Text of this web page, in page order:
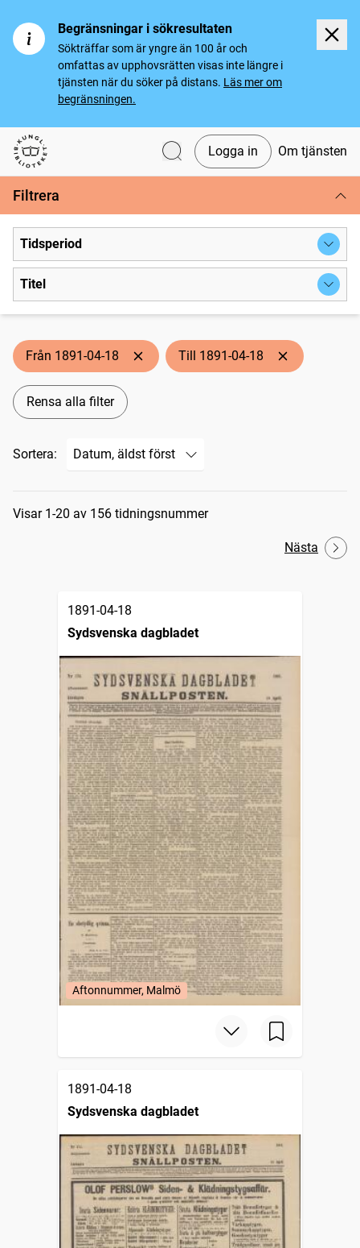
Begränsningar i sökresultaten
Sökträffar som är yngre än 100 år och
omfattas av upphovsrätten visas inte längre i
tjänsten när du söker på distans. Läs mer om
begränsningen.
Svenska tidningar
Logga in Om tjänsten
Filtrera
Tidsperiod
Titel
Från 1891-04-18 Till 1891-04-18
Rensa alla filter
Sortera:
Sökresultat
Visar 1-20 av 156 tidningsnummer
Nästa
1891-04-18
Sydsvenska dagbladet
Aftonnummer, Malmö
1891-04-18
Sydsvenska dagbladet